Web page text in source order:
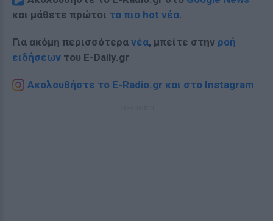
και μάθετε πρώτοι τα πιο hot νέα.
Για ακόμη περισσότερα νέα, μπείτε στην ροή
ειδήσεων του E-Daily.gr
Ακολουθήστε το E-Radio.gr και στο Instagram